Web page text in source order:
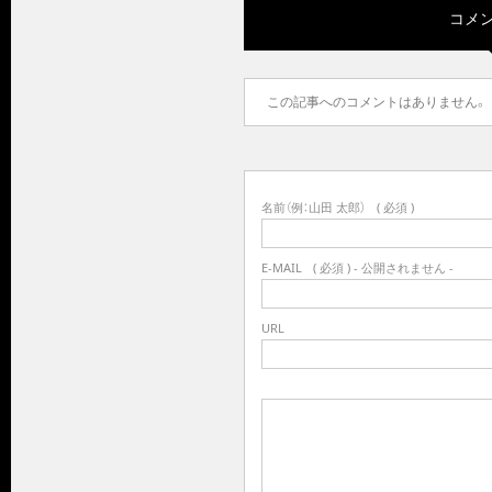
コメ
この記事へのコメントはありません。
名前（例：山田 太郎） ( 必須 )
E-MAIL ( 必須 ) - 公開されません -
URL